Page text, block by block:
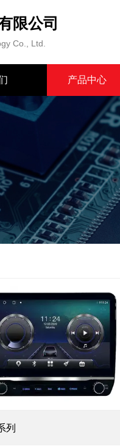
限公司
Co., Ltd.
产品中心
列